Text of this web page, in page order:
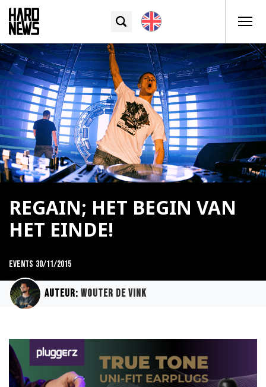
REGAIN; HET BEGIN VAN
HET EINDE!
Events 30/11/2015
Auteur: Wouter de Vink